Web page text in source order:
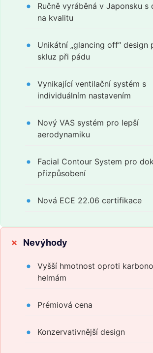
Ručně vyráběná v Japonsku s
na kvalitu
Unikátní „glancing off“ design
skluz při pádu
Vynikající ventilační systém s
individuálním nastavením
Nový VAS systém pro lepší
aerodynamiku
Facial Contour System pro
přizpůsobení
Nová ECE 22.06 certifikace
Nevýhody
Vyšší hmotnost oproti
helmám
Prémiová cena
Konzervativnější design